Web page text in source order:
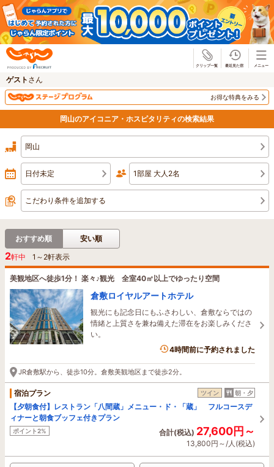
ゲスト さん
お得な特典をみる
岡山のアイコニア・ホスピタリティの検索結果
岡山
日付未定 1部屋 大人2名
こだわり条件を追加する
おすすめ順 安い順
2軒中 1 ～ 2軒表示
美観地区へ徒歩1分！ 楽々♪観光 全室40㎡以上でゆったり空間
倉敷ロイヤルアートホテル
観光にも記念日にもふさわしい、倉敷ならではの
情緒と上質さを兼ね備えた滞在をお楽しみくださ
い。
4時間前に予約されました
JR倉敷駅から、徒歩10分。倉敷美観地区まで徒歩2分。
宿泊プラン ツイン 朝・夕
【夕朝食付】レストラン「八間蔵」メニュー・ド・「蔵」 フルコースデ
ィナーと朝食ブッフェ付きプラン
ポイント2% 合計(税込) 27,600円～
13,800円～/人(税込)